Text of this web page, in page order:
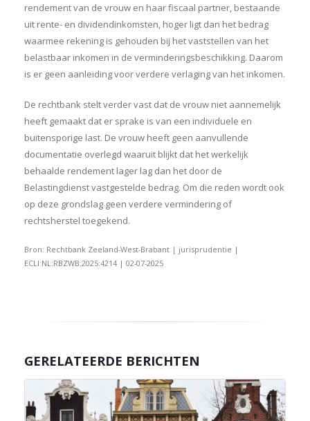
rendement van de vrouw en haar fiscaal partner, bestaande
uit rente- en dividendinkomsten, hoger ligt dan het bedrag
waarmee rekening is gehouden bij het vaststellen van het
belastbaar inkomen in de verminderingsbeschikking. Daarom
is er geen aanleiding voor verdere verlaging van het inkomen.
De rechtbank stelt verder vast dat de vrouw niet aannemelijk
heeft gemaakt dat er sprake is van een individuele en
buitensporige last. De vrouw heeft geen aanvullende
documentatie overlegd waaruit blijkt dat het werkelijk
behaalde rendement lager lag dan het door de
Belastingdienst vastgestelde bedrag. Om die reden wordt ook
op deze grondslag geen verdere vermindering of
rechtsherstel toegekend.
Bron: Rechtbank Zeeland-West-Brabant | jurisprudentie |
ECLI:NL:RBZWB:2025:4214 | 02-07-2025
GERELATEERDE BERICHTEN